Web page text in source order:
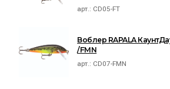
арт.: CD05-FT
Воблер RAPALA
/FMN
арт.: CD07-FMN